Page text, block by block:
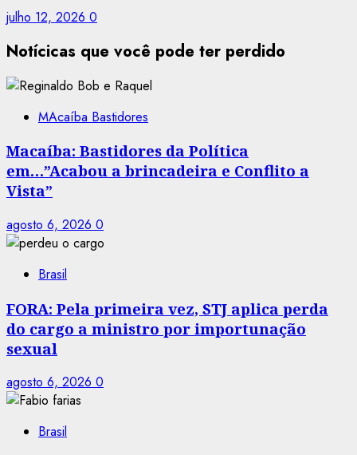
julho 12, 2026 0
Notícicas que você pode ter perdido
MAcaíba Bastidores
Macaíba: Bastidores da Política
em…”Acabou a brincadeira e Conflito a
Vista”
agosto 6, 2026 0
Brasil
FORA: Pela primeira vez, STJ aplica perda
do cargo a ministro por importunação
sexual
agosto 6, 2026 0
Brasil